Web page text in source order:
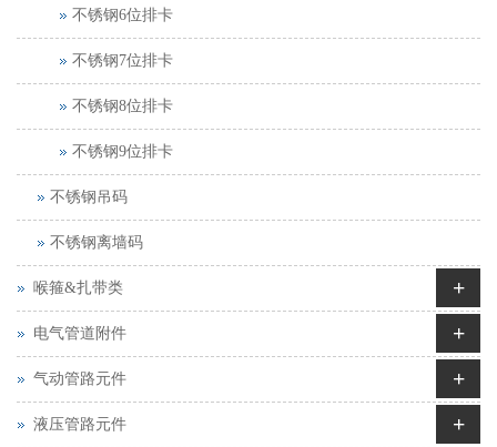
不锈钢6位排卡
不锈钢7位排卡
不锈钢8位排卡
不锈钢9位排卡
不锈钢吊码
不锈钢离墙码
喉箍&扎带类 +
电气管道附件 +
气动管路元件 +
液压管路元件 +